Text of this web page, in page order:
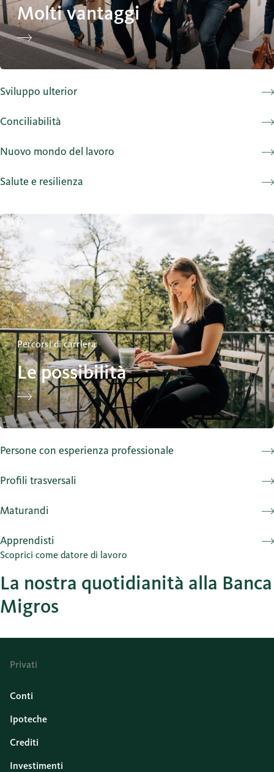
Molti vantaggi
Sviluppo ulterior
Conciliabilità
Nuovo mondo del lavoro
Salute e resilienza
Le possibilità
Percorsi di carriera
Le possibilità
Persone con esperienza professionale
Profili trasversali
Maturandi
Apprendisti
Scoprici come datore di lavoro
La nostra quotidianità alla Banca
Migros
Privati
Conti
Ipoteche
Crediti
Investimenti